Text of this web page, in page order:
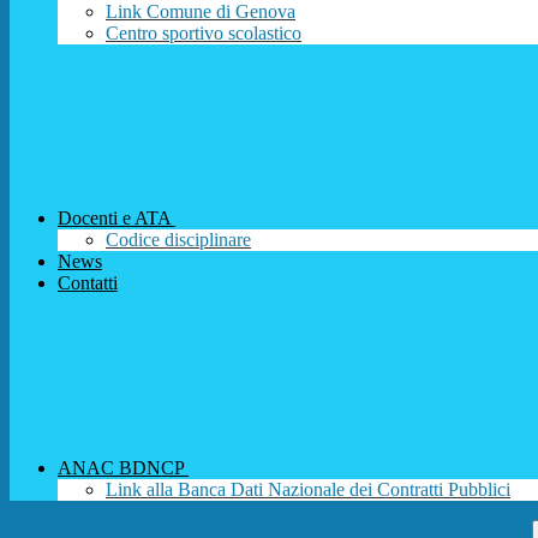
Link Comune di Genova
Centro sportivo scolastico
Docenti e ATA
Codice disciplinare
News
Contatti
ANAC BDNCP
Link alla Banca Dati Nazionale dei Contratti Pubblici